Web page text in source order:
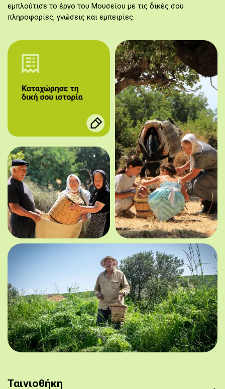
εμπλούτισε το έργο του Μουσείου με τις δικές σου
πληροφορίες, γνώσεις και εμπειρίες.
Ταινιοθήκη